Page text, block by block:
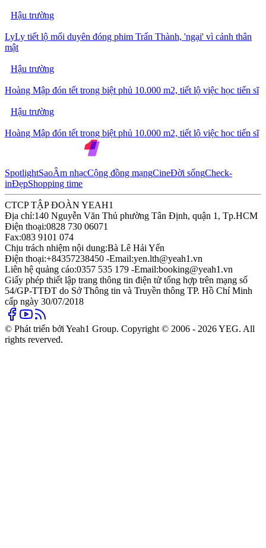
Hậu trường
LyLy tiết lộ mối duyên đóng phim Trấn Thành, 'ngại' vì cảnh thân
mật
Hậu trường
Hoàng Mập đón tết trong biệt phủ 10.000 m2, tiết lộ việc học tiến sĩ
Hậu trường
Hoàng Mập đón tết trong biệt phủ 10.000 m2, tiết lộ việc học tiến sĩ
SpotlightSaoÂm nhạcCộng đồng mạngCineĐời sốngCheck-
inĐẹpShopping time
CTCP TẬP ĐOÀN YEAH1
Địa chỉ:140 Nguyễn Văn Thủ phường Tân Định, quận 1, Tp.HCM
Điện thoại:0828 730 06071
Fax:083 9101 074
Chịu trách nhiệm nội dung:Bà Lê Hải Yến
Điện thoại:+84357238450 -Email:yen.lth@yeah1.vn
Liên hệ quảng cáo:0357 535 179 -Email:booking@yeah1.vn
Giấy phép thiết lập trang thông tin điện tử tổng hợp trên mạng số
54/GP-TTĐT do Sở Thông tin và Truyền thông TP. Hồ Chí Minh
cấp ngày 30/07/2018
© Phát triển bởi Yeah1 Group. Copyright © 2006 - 2026 YEG. All
rights reverved.